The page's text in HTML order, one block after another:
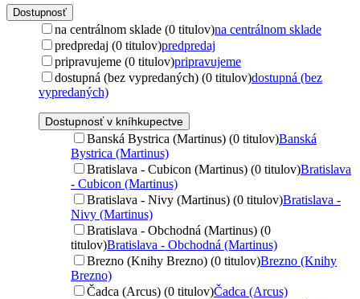
Dostupnosť
na centrálnom sklade (0 titulov)na centrálnom sklade
predpredaj (0 titulov)predpredaj
pripravujeme (0 titulov)pripravujeme
dostupná (bez vypredaných) (0 titulov)dostupná (bez
vypredaných)
Dostupnosť v kníhkupectve
Banská Bystrica (Martinus) (0 titulov)Banská
Bystrica (Martinus)
Bratislava - Cubicon (Martinus) (0 titulov)Bratislava
- Cubicon (Martinus)
Bratislava - Nivy (Martinus) (0 titulov)Bratislava -
Nivy (Martinus)
Bratislava - Obchodná (Martinus) (0
titulov)Bratislava - Obchodná (Martinus)
Brezno (Knihy Brezno) (0 titulov)Brezno (Knihy
Brezno)
Čadca (Arcus) (0 titulov)Čadca (Arcus)